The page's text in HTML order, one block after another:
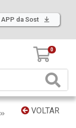
APP da Sost
0
VOLTAR